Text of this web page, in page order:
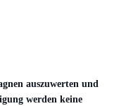
auszuwerten und
werden keine